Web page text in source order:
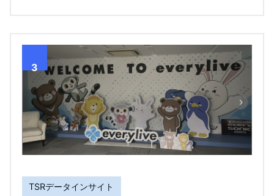
3
TSRデータインサイト